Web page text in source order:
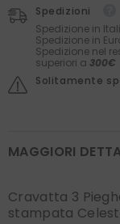
Spedizioni
Spedizione in
Spedizione in
Spedizione nel
superiori a 300€
Solitamente
MAGGIORI
Cravatta 3
stampata